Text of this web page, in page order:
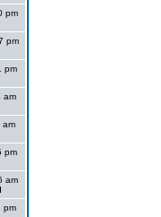
pm
pm
pm
am
am
pm
am
pm